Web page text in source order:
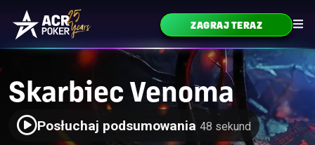
Przejdź do treści
Główne menu ZAGRAJ TERAZ
Skarbiec Venoma
Posłuchaj podsumowania 48 sekund